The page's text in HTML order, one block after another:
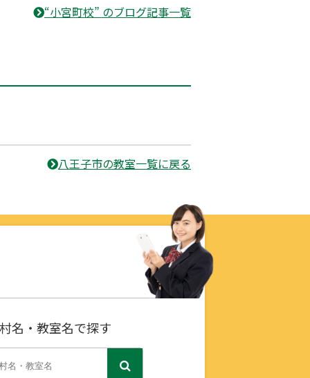
“小宮町校” のブログ記事一覧
八王子市の教室一覧に戻る
名・教室名で探す